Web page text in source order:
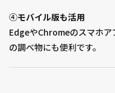
④モバイル版も活用
EdgeやChromeのスマホア
の調べ物にも便利です。